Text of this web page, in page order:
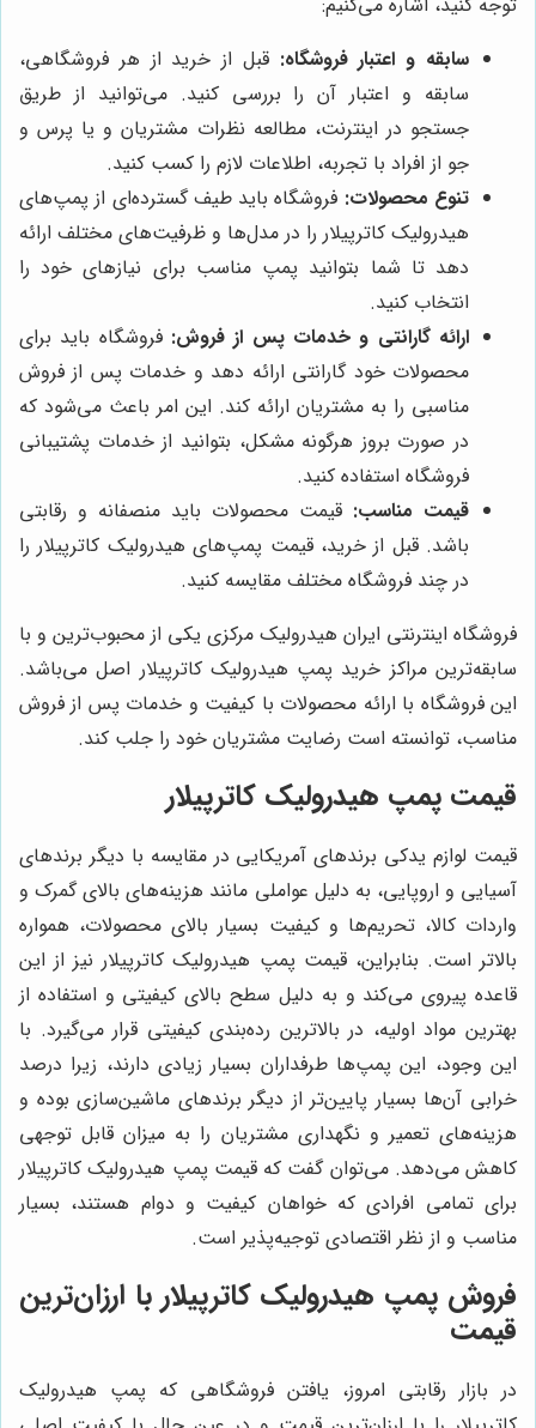
سابقه و اعتبار فروشگاه: قبل از خرید از هر فروشگاهی،
سابقه و اعتبار آن را بررسی کنید. می‌توانید از طریق
جستجو در اینترنت، مطالعه نظرات مشتریان و یا پرس و
جو از افراد با تجربه، اطلاعات لازم را کسب کنید.
تنوع محصولات: فروشگاه باید طیف گسترده‌ای از پمپ‌های
هیدرولیک کاترپیلار را در مدل‌ها و ظرفیت‌های مختلف ارائه
دهد تا شما بتوانید پمپ مناسب برای نیازهای خود را
انتخاب کنید.
ارائه گارانتی و خدمات پس از فروش: فروشگاه باید برای
محصولات خود گارانتی ارائه دهد و خدمات پس از فروش
مناسبی را به مشتریان ارائه کند. این امر باعث می‌شود که
در صورت بروز هرگونه مشکل، بتوانید از خدمات پشتیبانی
فروشگاه استفاده کنید.
قیمت مناسب: قیمت محصولات باید منصفانه و رقابتی
باشد. قبل از خرید، قیمت پمپ‌های هیدرولیک کاترپیلار را
در چند فروشگاه مختلف مقایسه کنید.
فروشگاه اینترنتی ایران هیدرولیک مرکزی یکی از محبوب‌ترین و با
سابقه‌ترین مراکز خرید پمپ هیدرولیک کاترپیلار اصل می‌باشد.
این فروشگاه با ارائه محصولات با کیفیت و خدمات پس از فروش
مناسب، توانسته است رضایت مشتریان خود را جلب کند.
قیمت پمپ هیدرولیک کاترپیلار
قیمت لوازم یدکی برندهای آمریکایی در مقایسه با دیگر برندهای
آسیایی و اروپایی، به دلیل عواملی مانند هزینه‌های بالای گمرک و
واردات کالا، تحریم‌ها و کیفیت بسیار بالای محصولات، همواره
بالاتر است. بنابراین، قیمت پمپ هیدرولیک کاترپیلار نیز از این
قاعده پیروی می‌کند و به دلیل سطح بالای کیفیتی و استفاده از
بهترین مواد اولیه، در بالاترین رده‌بندی کیفیتی قرار می‌گیرد. با
این وجود، این پمپ‌ها طرفداران بسیار زیادی دارند، زیرا درصد
خرابی آن‌ها بسیار پایین‌تر از دیگر برندهای ماشین‌سازی بوده و
هزینه‌های تعمیر و نگهداری مشتریان را به میزان قابل توجهی
کاهش می‌دهد. می‌توان گفت که قیمت پمپ هیدرولیک کاترپیلار
برای تمامی افرادی که خواهان کیفیت و دوام هستند، بسیار
مناسب و از نظر اقتصادی توجیه‌پذیر است.
فروش پمپ هیدرولیک کاترپیلار با ارزان‌ترین
قیمت
در بازار رقابتی امروز، یافتن فروشگاهی که پمپ هیدرولیک